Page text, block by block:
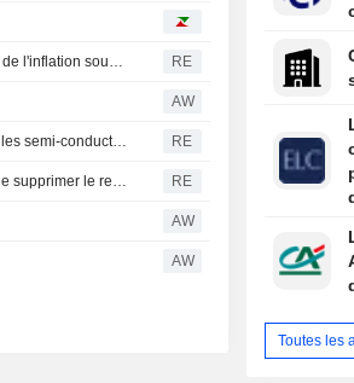
Karina Kubelkova (Banque centrale tchèque) : la persistance de l'inflation sous-jacente reste la préoccupation majeure RE
AW
S&P 500 et Dow Jones stables avant les chiffres de l'emploi ; les semi-conducteurs et les logiciels progressent RE
Le fonds souverain norvégien s'oppose au projet américain de supprimer le reporting climatique des entreprises RE
AW
AW
Toutes les